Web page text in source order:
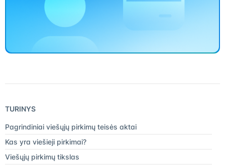
TURINYS
Pagrindiniai viešųjų pirkimų teisės aktai
Kas yra viešieji pirkimai?
Viešųjų pirkimų tikslas